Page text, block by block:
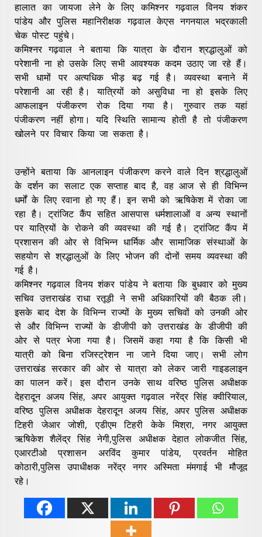
हालात का जायजा लेने के लिए कमिश्नर गढ़वाल विनय शंकर
पांडेय और पुलिस महानिरीक्षक गढ़वाल केएस नगनयाल भद्रकाली
चेक पोस्ट पहुंचे।
कमिश्नर गढ़वाल ने बताया कि यात्रा के दौरान श्रद्धालुओं को
परेशानी ना हो उसके लिए सभी आवश्यक कदम उठाए जा रहे हैं।
सभी धामों पर अत्यधिक भीड़ बढ़ गई है। व्यवस्था बनाने में
परेशानी आ रही है। यात्रियों को असुविधा ना हो इसके लिए
आफलाइन पंजीकरण रोक दिया गया है। गुरुवार तक यहां
पंजीकरण नहीं होगा। यदि स्थिति सामान्य होती है तो पंजीकरण
खोलने पर विचार किया जा सकता है।
उन्होंने बताया कि आनलाइन पंजीकरण करने वाले दिन श्रद्धालुओं
के दर्शन का सलाट एक सप्ताह बाद है, वह आज से ही विभिन्न
धर्मों के लिए रवाना हो गए हैं। इन सभी को ऋषिकेश में रोका जा
रहा है। ट्रांजिट कैंप सहित आसपास धर्मशालाओं व अन्य स्थानों
पर यात्रियों के रोकने की व्यवस्था की गई है। ट्रांजिट कैंप में
प्रशासन की ओर से विभिन्न धार्मिक और सामाजिक संस्थाओं के
सहयोग से श्रद्धालुओं के लिए भोजन की दोनों समय व्यवस्था की
गई है।
कमिश्नर गढ़वाल विनय शंकर पांडेय ने बताया कि बुधवार को मुख्य
सचिव उत्तराखंड राधा रतूड़ी ने सभी अधिकारियों की बैठक ली।
इसके बाद देश के विभिन्न राज्यों के मुख्य सचिवों को उनकी ओर
से और विभिन्न राज्यों के डीजीपी को उत्तराखंड के डीजीपी की
ओर से पत्र भेजा गया है। जिसमें कहा गया है कि किसी भी
यात्री को बिना रजिस्ट्रेशन ना जाने दिया जाए। सभी लोग
उत्तराखंड सरकार की ओर से यात्रा को लेकर जारी गाइडलाइन
का पालन करें। इस दौरान उनके साथ वरिष्ठ पुलिस अधीक्षक
देहरादून अजय सिंह, अपर आयुक्त गढ़वाल नरेंद्र सिंह क्वीरियाल,
वरिष्ठ पुलिस अधीक्षक देहरादून अजय सिंह, अपर पुलिस अधीक्षक
टिहरी जेआर जोशी, एडीएम टिहरी केके मिश्रा, नगर आयुक्त
ऋषिकेश शैलेंद्र सिंह नेगी,पुलिस अधीक्षक देहात लोकजीत सिंह,
एआरटीओ प्रशासन अरविंद कुमार पांडेय, प्रवर्तन मोहित
कोठारी,पुलिस उपाधीक्षक नरेंद्र नगर अस्मिता मंमगाई भी मौजूद
रहे।